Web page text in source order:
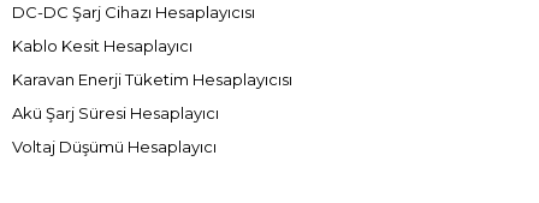
DC-DC Şarj Cihazı Hesaplayıcısı
Kablo Kesit Hesaplayıcı
Karavan Enerji Tüketim Hesaplayıcısı
Akü Şarj Süresi Hesaplayıcı
Voltaj Düşümü Hesaplayıcı